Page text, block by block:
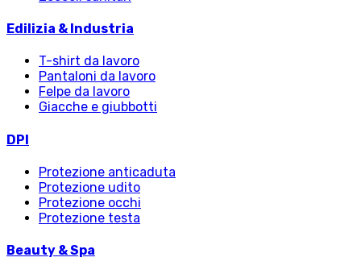
Edilizia & Industria
T-shirt da lavoro
Pantaloni da lavoro
Felpe da lavoro
Giacche e giubbotti
DPI
Protezione anticaduta
Protezione udito
Protezione occhi
Protezione testa
Beauty & Spa